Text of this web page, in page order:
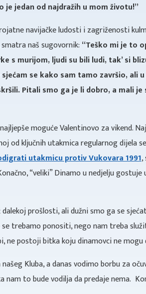
jedan od najdražih u mom životu!”
navijačke ludosti i zagriženosti
naš sugovornik: “Teško mi je to
s murijom, ljudi su bili ludi, tak’ si
se kako sam tamo završio,
Pitali smo ga je li dobro, a mali
moguće Valentinovo za vikend.
od ključnih utakmica regularnog dijela
utakmicu protiv Vukovara 1991,
“veliki” Dinamo u nedjelju
prošlosti, ali dužni smo ga se
trebamo ponositi, nego nam treba
ne postoji bitka koju dinamovci ne
Kluba, a danas vodimo borbu za
nam to bude vodilja da predaje nema.